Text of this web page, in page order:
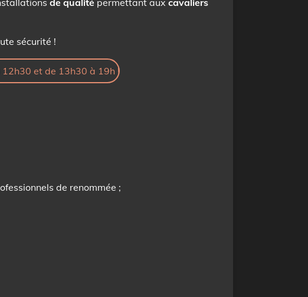
de qualité permettant aux cavaliers
sécurité !
12h30 et de 13h30 à 19h !
de renommée ;